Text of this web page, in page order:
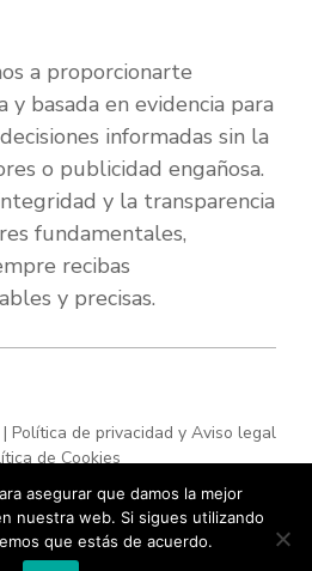
a proporcionarte
y basada en evidencia para
informadas sin la
o publicidad engañosa.
y la transparencia
fundamentales,
recibas
y precisas.
Política de privacidad y Aviso legal
de Cookies
asegurar que damos la mejor
nuestra web. Si sigues utilizando
que estás de acuerdo.